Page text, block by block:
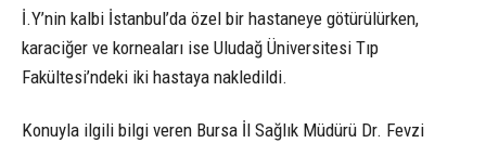
İ.Y’nin kalbi İstanbul’da özel bir hastaneye götürülürken,
karaciğer ve korneaları ise Uludağ Üniversitesi Tıp
Fakültesi’ndeki iki hastaya nakledildi.
Konuyla ilgili bilgi veren Bursa İl Sağlık Müdürü Dr. Fevzi